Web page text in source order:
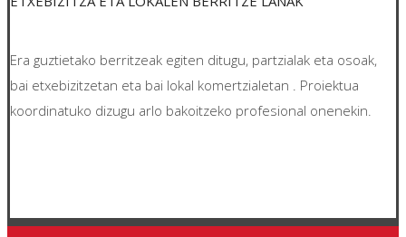
Era guztietako berritzeak egiten ditugu, partzialak eta osoak,
bai etxebizitzetan eta bai lokal komertzialetan . Proiektua
koordinatuko dizugu arlo bakoitzeko profesional onenekin.